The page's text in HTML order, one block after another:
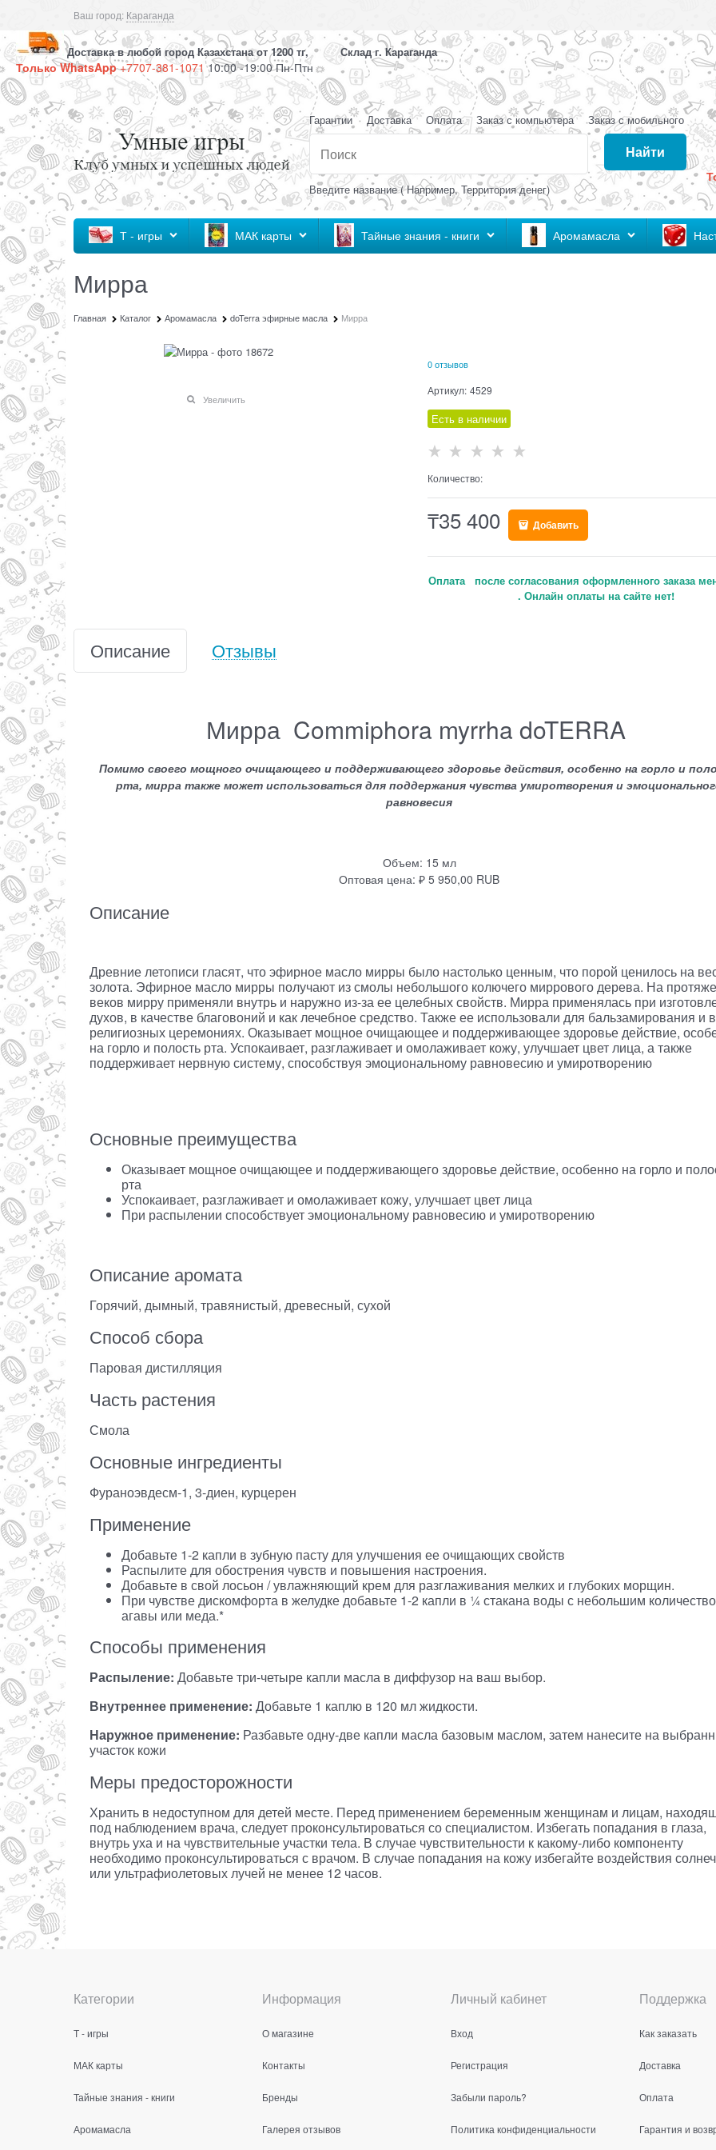
Ваш город: Караганда
Доставка в любой город Казахстана от 1200 тг, Склад г. Караганда
Только WhatsApp+7707-381-107110:00 -19:00 Пн-Птн
Гарантии Доставка Оплата Заказ с компьютера Заказ с мобильного
Найти
Введите название ( Например, Территория денег)
Т - игры МАК карты Тайные знания - книги Аромамасла
Мирра
Главная Каталог Аромамасла doTerra эфирные масла Мирра
Увеличить
0 отзывов
Артикул: 4529
Есть в наличии
Количество:
₸35 400 Добавить
Оплата после согласования оформленного заказа
. Онлайн оплаты на сайте нет!
Описание Отзывы
Мирра Commiphora myrrha doTERRA
Помимо своего мощного очищающего и поддерживающего здоровье действия, особенно на горло и
рта, мирра также может использоваться для поддержания чувства умиротворения и
равновесия
Объем: 15 мл
Оптовая цена: ₽ 5 950,00 RUB
Описание
Древние летописи гласят, что эфирное масло мирры было настолько ценным, что порой ценилось на
золота. Эфирное масло мирры получают из смолы небольшого колючего миррового дерева. На
веков мирру применяли внутрь и наружно из-за ее целебных свойств. Мирра применялась при
духов, в качестве благовоний и как лечебное средство. Также ее использовали для бальзамирования и в
религиозных церемониях. Оказывает мощное очищающее и поддерживающее здоровье действие,
на горло и полость рта. Успокаивает, разглаживает и омолаживает кожу, улучшает цвет лица, а также
поддерживает нервную систему, способствуя эмоциональному равновесию и умиротворению
Основные преимущества
Оказывает мощное очищающее и поддерживающего здоровье действие, особенно на горло и
рта
Успокаивает, разглаживает и омолаживает кожу, улучшает цвет лица
При распылении способствует эмоциональному равновесию и умиротворению
Описание аромата
Горячий, дымный, травянистый, древесный, сухой
Способ сбора
Паровая дистилляция
Часть растения
Смола
Основные ингредиенты
Фураноэвдесм-1, 3-диен, курцерен
Применение
Добавьте 1-2 капли в зубную пасту для улучшения ее очищающих свойств
Распылите для обострения чувств и повышения настроения.
Добавьте в свой лосьон / увлажняющий крем для разглаживания мелких и глубоких морщин.
При чувстве дискомфорта в желудке добавьте 1-2 капли в ¼ стакана воды с небольшим
агавы или меда.*
Способы применения
Распыление: Добавьте три-четыре капли масла в диффузор на ваш выбор.
Внутреннее применение: Добавьте 1 каплю в 120 мл жидкости.
Наружное применение: Разбавьте одну-две капли масла базовым маслом, затем нанесите на
участок кожи
Меры предосторожности
Хранить в недоступном для детей месте. Перед применением беременным женщинам и лицам,
под наблюдением врача, следует проконсультироваться со специалистом. Избегать попадания в глаза,
внутрь уха и на чувствительные участки тела. В случае чувствительности к какому-либо компоненту
необходимо проконсультироваться с врачом. В случае попадания на кожу избегайте воздействия
или ультрафиолетовых лучей не менее 12 часов.
Категории
Т - игры
МАК карты
Тайные знания - книги
Аромамасла
Информация
О магазине
Контакты
Бренды
Галерея отзывов
Личный кабинет
Вход
Регистрация
Забыли пароль?
Политика конфиденциальности
Поддержка
Как заказать
Доставка
Оплата
Гарантия и